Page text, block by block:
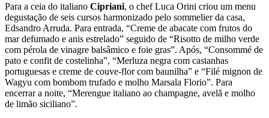
Para a ceia do italiano Cipriani, o chef Luca Orini criou um menu
degustação de seis cursos harmonizado pelo sommelier da casa,
Edsandro Arruda. Para entrada, “Creme de abacate com frutos do
mar defumado e anis estrelado” seguido de “Risotto de milho verde
com pérola de vinagre balsâmico e foie gras”. Após, “Consommé de
pato e confit de costelinha”, “Merluza negra com castanhas
portuguesas e creme de couve-flor com baunilha” e “Filé mignon de
Wagyu com bombom trufado e molho Marsala Florio”. Para
encerrar a noite, “Merengue italiano ao champagne, avelã e molho
de limão siciliano”.